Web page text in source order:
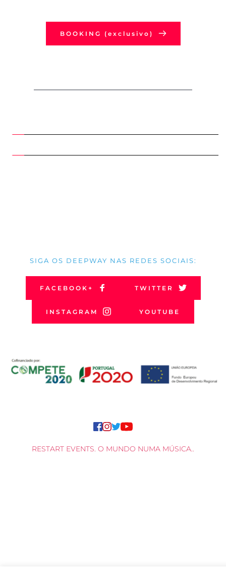
BOOKING (exclusivo)
SIGA OS DEEPWAY NAS REDES SOCIAIS:
FACEBOOK+ TWITTER
INSTAGRAM YOUTUBE
RESTART EVENTS. O MUNDO NUMA MÚSICA..